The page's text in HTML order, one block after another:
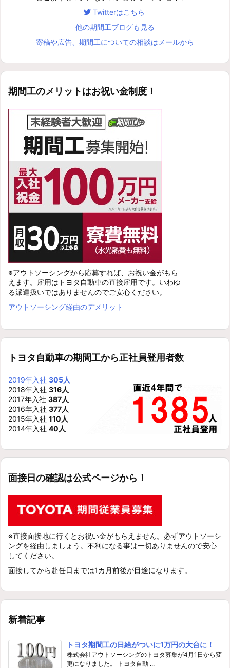
Twitterはこちら
他の期間工ブログも見る
寄稿や広告、期間工についての相談はメールから
期間工のメリットはお祝い金制度！
※アウトソーシングから応募すれば、お祝い金がもら
えます。雇用はトヨタ自動車の直接雇用です。いわゆ
る派遣扱いではありませんのでご安心ください。
アウトソーシング経由のデメリット
トヨタ自動車の期間工から正社員登用者数
2019年入社 305人
2018年入社 316人
2017年入社 387人
2016年入社 377人
2015年入社 110人
2014年入社 40人
面接日の確認は公式ページから！
※直接面接地に行くとお祝い金がもらえません。必ずアウトソーシ
ングを経由しましょう。不利になる事は一切ありませんので安心
してください。
面接してから赴任日までは1カ月前後が目途になります。
新着記事
トヨタ期間工の日給がついに1万円の大台に！
株式会社アウトソーシングのトヨタ募集が4月1日から変
更になりました。 トヨタ自動 ...